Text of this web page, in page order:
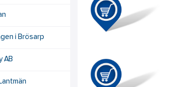
i Brösarp
AB